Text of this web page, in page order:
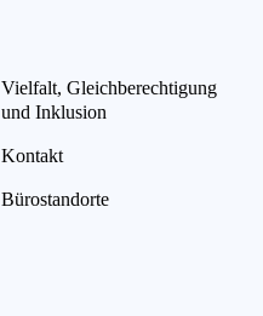
Vielfalt, Gleichberechtigung
und Inklusion
Kontakt
Bürostandorte